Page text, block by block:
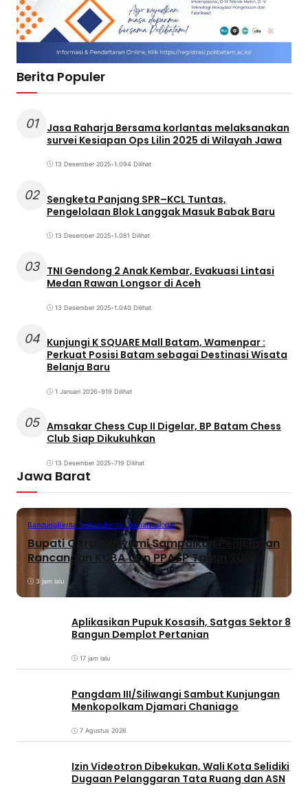
Berita Populer
01
Jasa Raharja Bersama korlantas melaksanakan
survei Kesiapan Ops Lilin 2025 di Wilayah Jawa
13 Desember 2025•1.094 Dilihat
02 Sengketa Panjang SPR–KCL Tuntas,
Pengelolaan Blok Langgak Masuk Babak Baru
13 Desember 2025•1.081 Dilihat
03 TNI Gendong 2 Anak Kembar, Evakuasi Lintasi
Medan Rawan Longsor di Aceh
13 Desember 2025•1.040 Dilihat
04 Kunjungi K SQUARE Mall Batam, Wamenpar :
Perkuat Posisi Batam sebagai Destinasi Wisata
Belanja Baru
1 Januari 2026•919 Dilihat
05 Amsakar Chess Cup II Digelar, BP Batam Chess
Club Siap Dikukuhkan
13 Desember 2025•719 Dilihat
Jawa Barat
BandungBerita TerbaruBerita UtamaNasional
Bupati Citra Pitriyami Sampaikan Penjelasan
Rancangan KUBA dan PPASP Tahun 2026
3 jam lalu
Aplikasikan Pupuk Kosasih, Satgas Sektor 8
Bangun Demplot Pertanian
17 jam lalu
Pangdam III/Siliwangi Sambut Kunjungan
Menkopolkam Djamari Chaniago
7 Agustus 2026
Izin Videotron Dibekukan, Wali Kota Selidiki
Dugaan Pelanggaran Tata Ruang dan ASN